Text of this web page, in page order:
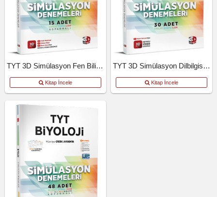
TYT 3D Simülasyon Fen Bilimleri Denemeleri
Kitap İncele
TYT 3D Simülasyon Dilbilgisi Denemeleri
Kitap İncele